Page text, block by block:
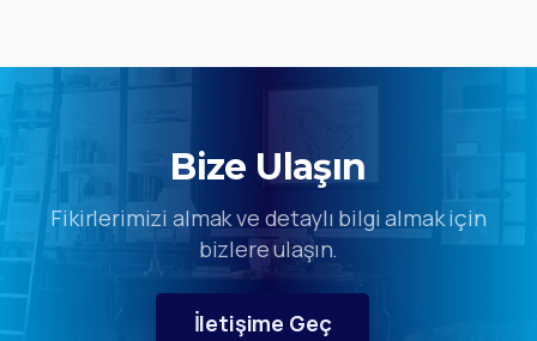
Bize Ulaşın
Fikirlerimizi almak ve detaylı bilgi almak için
bizlere ulaşın.
İletişime Geç